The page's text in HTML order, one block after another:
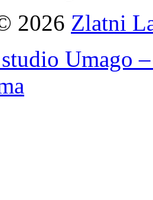
2026 Zlatni
Umago